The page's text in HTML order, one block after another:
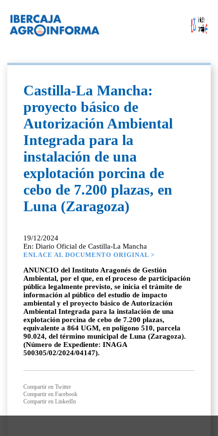
Castilla-La Mancha:
proyecto básico de
Autorización Ambiental
Integrada para la
instalación de una
explotación porcina de
cebo de 7.200 plazas, en
Luna (Zaragoza)
19/12/2024
En: Diario Oficial de Castilla-La Mancha
ENLACE AL DOCUMENTO ORIGINAL >
ANUNCIO del Instituto Aragonés de Gestión
Ambiental, por el que, en el proceso de participación
pública legalmente previsto, se inicia el trámite de
información al público del estudio de impacto
ambiental y el proyecto básico de Autorización
Ambiental Integrada para la instalación de una
explotación porcina de cebo de 7.200 plazas,
equivalente a 864 UGM, en polígono 510, parcela
90.024, del término municipal de Luna (Zaragoza).
(Número de Expediente: INAGA
500305/02/2024/04147).
Compartir en Twitter
Compartir en Facebook
Compartir en LinkedIn